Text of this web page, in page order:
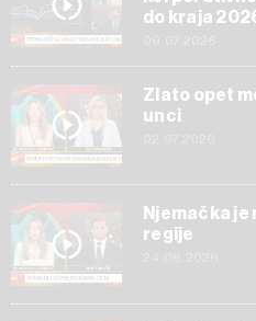
do kraja
Zlato opet
unci
Njemačka
regije